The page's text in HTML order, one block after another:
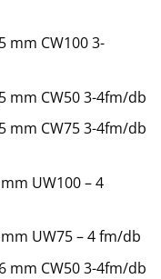
mm CW100 3-
mm CW50 3-4fm/db
mm CW75 3-4fm/db
UW100 – 4
UW75 – 4 fm/db
mm CW50 3-4fm/db